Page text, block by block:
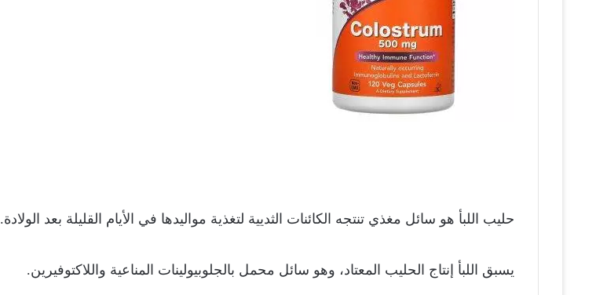
حليب اللبأ هو سائل مغذي تنتجه الكائنات الثديية لتغذية مواليدها في الأيام القليلة بعد الولادة.
يسبق اللبأ إنتاج الحليب المعتاد، وهو سائل محمل بالجلوبيولينات المناعية واللاكتوفيرين.